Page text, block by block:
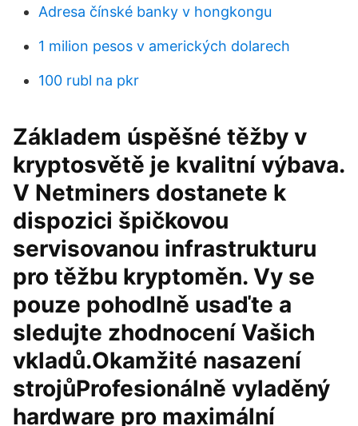
Adresa čínské banky v hongkongu
1 milion pesos v amerických dolarech
100 rubl na pkr
Základem úspěšné těžby v
kryptosvětě je kvalitní výbava.
V Netminers dostanete k
dispozici špičkovou
servisovanou infrastrukturu
pro těžbu kryptoměn. Vy se
pouze pohodlně usaďte a
sledujte zhodnocení Vašich
vkladů.Okamžité nasazení
strojůProfesionálně vyladěný
hardware pro maximální